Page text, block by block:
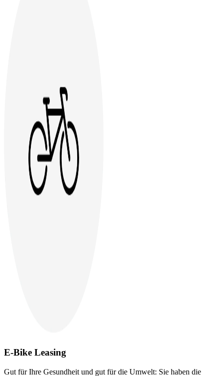
E-Bike Leasing
Gut für Ihre Gesundheit und gut für die Umwelt: Sie haben die